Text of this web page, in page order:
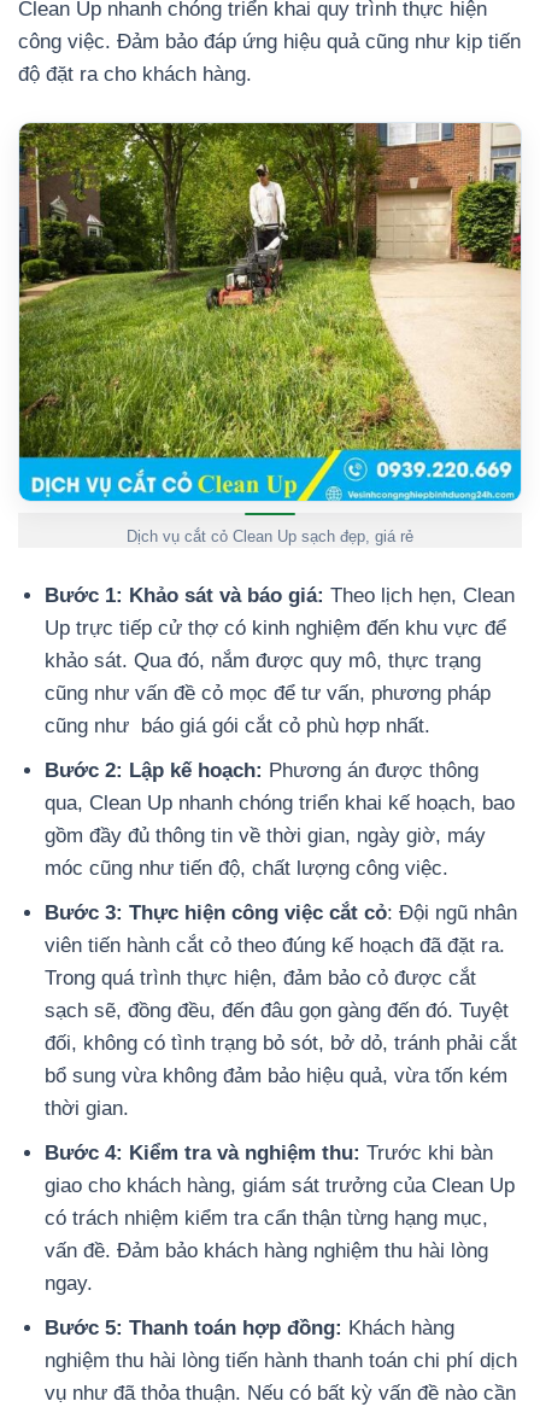
Clean Up nhanh chóng triển khai quy trình thực hiện
công việc. Đảm bảo đáp ứng hiệu quả cũng như kịp tiến
độ đặt ra cho khách hàng.
Dịch vụ cắt cỏ Clean Up sạch đẹp, giá rẻ
Bước 1: Khảo sát và báo giá: Theo lịch hẹn, Clean
Up trực tiếp cử thợ có kinh nghiệm đến khu vực để
khảo sát. Qua đó, nắm được quy mô, thực trạng
cũng như vấn đề cỏ mọc để tư vấn, phương pháp
cũng như báo giá gói cắt cỏ phù hợp nhất.
Bước 2: Lập kế hoạch: Phương án được thông
qua, Clean Up nhanh chóng triển khai kế hoạch, bao
gồm đầy đủ thông tin về thời gian, ngày giờ, máy
móc cũng như tiến độ, chất lượng công việc.
Bước 3: Thực hiện công việc cắt cỏ: Đội ngũ nhân
viên tiến hành cắt cỏ theo đúng kế hoạch đã đặt ra.
Trong quá trình thực hiện, đảm bảo cỏ được cắt
sạch sẽ, đồng đều, đến đâu gọn gàng đến đó. Tuyệt
đối, không có tình trạng bỏ sót, bở dỏ, tránh phải cắt
bổ sung vừa không đảm bảo hiệu quả, vừa tốn kém
thời gian.
Bước 4: Kiểm tra và nghiệm thu: Trước khi bàn
giao cho khách hàng, giám sát trưởng của Clean Up
có trách nhiệm kiểm tra cẩn thận từng hạng mục,
vấn đề. Đảm bảo khách hàng nghiệm thu hài lòng
ngay.
Bước 5: Thanh toán hợp đồng: Khách hàng
nghiệm thu hài lòng tiến hành thanh toán chi phí dịch
vụ như đã thỏa thuận. Nếu có bất kỳ vấn đề nào cần